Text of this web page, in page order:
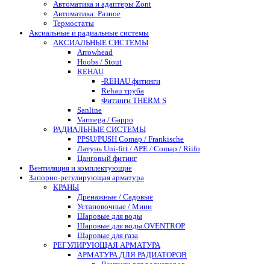
Автоматика и адаптеры Zont
Автоматика: Разное
Термостаты
Аксиальные и радиальные системы
АКСИАЛЬНЫЕ СИСТЕМЫ
Arrowhead
Hoobs / Stout
REHAU
-REHAU фитинги
Rehau труба
Фитинги THERM S
Sanline
Varmega / Gappo
РАДИАЛЬНЫЕ СИСТЕМЫ
PPSU/PUSH Comap / Frankische
Латунь Uni-fitt / APE / Comap / Riifo
Цанговый фитинг
Вентиляция и комплектующие
Запорно-регулирующая арматура
КРАНЫ
Дренажные / Садовые
Установочные / Мини
Шаровые для воды
Шаровые для воды OVENTROP
Шаровые для газа
РЕГУЛИРУЮЩАЯ АРМАТУРА
АРМАТУРА ДЛЯ РАДИАТОРОВ